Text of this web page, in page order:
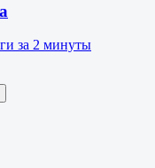
за 2 минуты